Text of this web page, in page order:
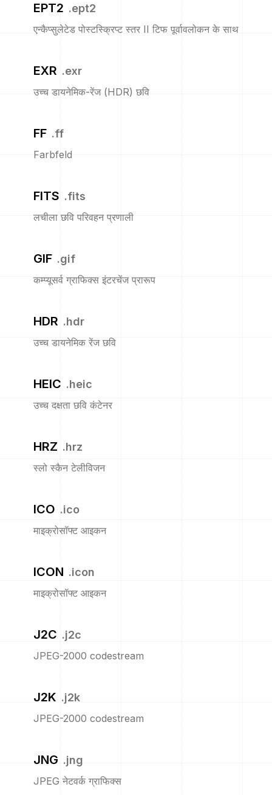
EPT2 .ept2
एन्कैप्सुलेटेड पोस्टस्क्रिप्ट स्तर II टिफ पूर्वावलोकन के साथ
EXR .exr
उच्च डायनेमिक-रेंज (HDR) छवि
FF .ff
Farbfeld
FITS .fits
लचीला छवि परिवहन प्रणाली
GIF .gif
कम्प्यूसर्व ग्राफिक्स इंटरचेंज प्रारूप
HDR .hdr
उच्च डायनेमिक रेंज छवि
HEIC .heic
उच्च दक्षता छवि कंटेनर
HRZ .hrz
स्लो स्कैन टेलीविजन
ICO .ico
माइक्रोसॉफ्ट आइकन
ICON .icon
माइक्रोसॉफ्ट आइकन
J2C .j2c
JPEG-2000 codestream
J2K .j2k
JPEG-2000 codestream
JNG .jng
JPEG नेटवर्क ग्राफिक्स